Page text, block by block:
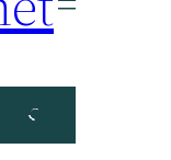
Facebook